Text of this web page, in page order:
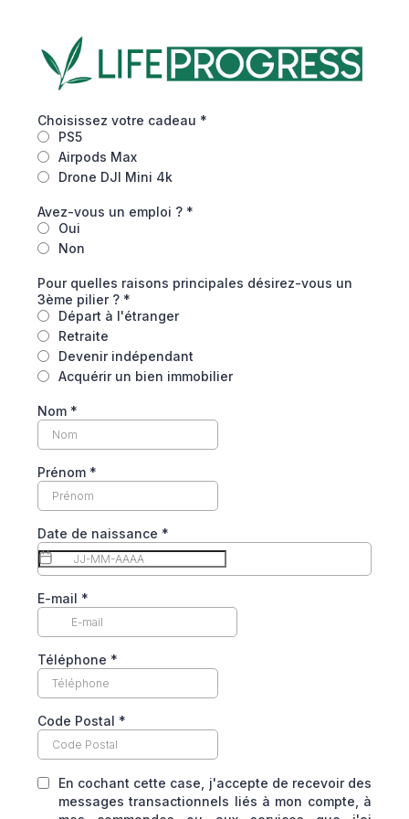
Choisissez votre cadeau *
PS5
Airpods Max
Drone DJI Mini 4k
Avez-vous un emploi ? *
Oui
Non
Pour quelles raisons principales désirez-vous un
3ème pilier ? *
Départ à l'étranger
Retraite
Devenir indépendant
Acquérir un bien immobilier
Nom *
Prénom *
Date de naissance *
E-mail *
Téléphone *
Code Postal *
En cochant cette case, j'accepte de recevoir des
messages transactionnels liés à mon compte, à